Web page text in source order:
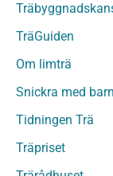
Träpanel
Trägolv
Sågat virke
Sågat virke
Övriga
TräGuiden
Om limträ
Snickra med barn
Tidningen Trä
Träpriset